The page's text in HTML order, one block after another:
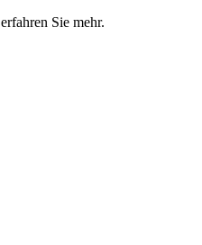
erfahren Sie mehr.